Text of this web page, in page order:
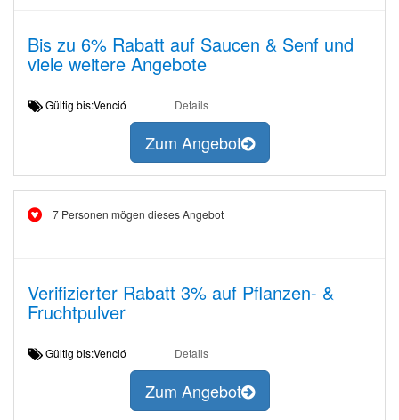
Bis zu 6% Rabatt auf Saucen & Senf und
viele weitere Angebote
Gültig bis:Venció Details
Zum Angebot
7 Personen mögen dieses Angebot
Verifizierter Rabatt 3% auf Pflanzen- &
Fruchtpulver
Gültig bis:Venció Details
Zum Angebot